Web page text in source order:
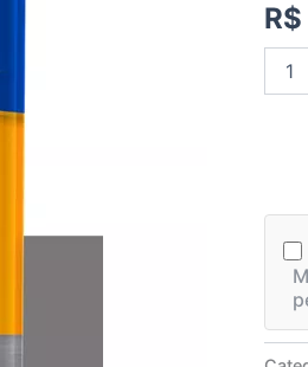
R$
18L
-
CINZA